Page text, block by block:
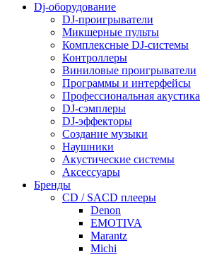
Dj-оборудование
DJ-проигрыватели
Микшерные пульты
Комплексные DJ-системы
Контроллеры
Виниловые проигрыватели
Программы и интерфейсы
Профессиональная акустика
DJ-сэмплеры
DJ-эффекторы
Создание музыки
Наушники
Акустические системы
Аксессуары
Бренды
CD / SACD плееры
Denon
EMOTIVA
Marantz
Michi